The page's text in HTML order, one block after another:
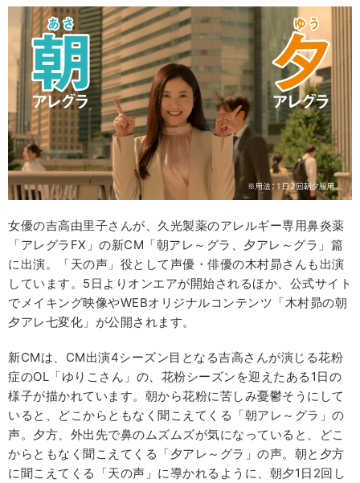
女優の吉高由里子さんが、久光製薬のアレルギー専用鼻炎薬
「アレグラFX」の新CM「朝アレ～グラ、夕アレ～グラ」篇
に出演。「天の声」役として声優・俳優の木村昴さんも出演
しています。5日よりオンエアが開始されるほか、公式サイト
でメイキング映像やWEBオリジナルコンテンツ「木村昴の朝
夕アレ七変化」が公開されます。
新CMは、CM出演4シーズン目となる吉高さんが演じる花粉
症のOL「ゆりこさん」の、花粉シーズンを迎えたある1日の
様子が描かれています。朝から花粉に苦しみ憂鬱そうにして
いると、どこからともなく聞こえてくる「朝アレ～グラ」の
声。夕方、外出先で鼻のムズムズが気になっていると、どこ
からともなく聞こえてくる「夕アレ～グラ」の声。朝と夕方
に聞こえてくる「天の声」に導かれるように、朝夕1日2回し